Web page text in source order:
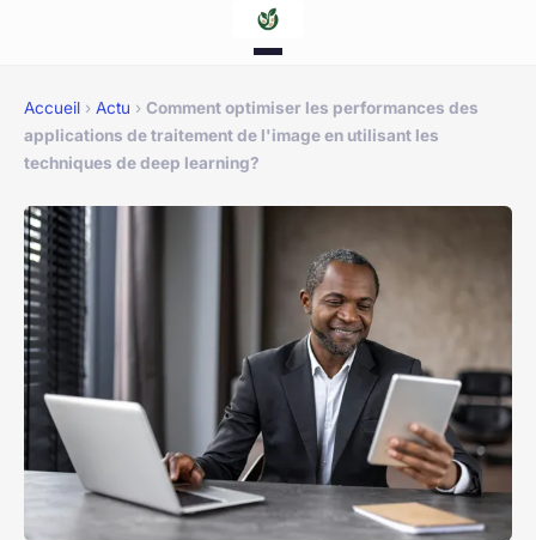
Accueil › Actu › Comment optimiser les performances des
applications de traitement de l'image en utilisant les
techniques de deep learning?